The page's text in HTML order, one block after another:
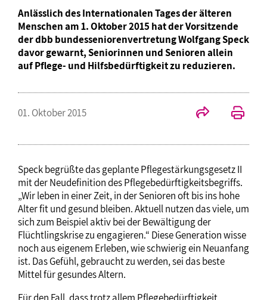
Anlässlich des Internationalen Tages der älteren
Menschen am 1. Oktober 2015 hat der Vorsitzende
der dbb bundesseniorenvertretung Wolfgang Speck
davor gewarnt, Seniorinnen und Senioren allein
auf Pflege- und Hilfsbedürftigkeit zu reduzieren.
01. Oktober 2015
Speck begrüßte das geplante Pflegestärkungsgesetz II
mit der Neudefinition des Pflegebedürftigkeitsbegriffs.
„Wir leben in einer Zeit, in der Senioren oft bis ins hohe
Alter fit und gesund bleiben. Aktuell nutzen das viele, um
sich zum Beispiel aktiv bei der Bewältigung der
Flüchtlingskrise zu engagieren.“ Diese Generation wisse
noch aus eigenem Erleben, wie schwierig ein Neuanfang
ist. Das Gefühl, gebraucht zu werden, sei das beste
Mittel für gesundes Altern.